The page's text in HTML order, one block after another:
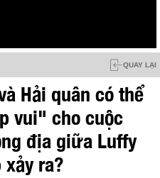
QUAY LẠI
Hải quân có thể
vui" cho cuộc
địa giữa Luffy
ra?